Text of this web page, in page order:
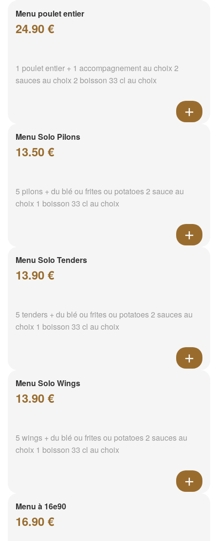
Menu poulet entier
24.90 €
1 poulet entier + 1 accompagnement au choix 2
sauces au choix 2 boisson 33 cl au choix
Menu Solo Pilons
13.50 €
5 pilons + du blé ou frites ou potatoes 2 sauce au
choix 1 boisson 33 cl au choix
Menu Solo Tenders
13.90 €
5 tenders + du blé ou frites ou potatoes 2 sauces au
choix 1 boisson 33 cl au choix
Menu Solo Wings
13.90 €
5 wings + du blé ou frites ou potatoes 2 sauces au
choix 1 boisson 33 cl au choix
Menu à 16e90
16.90 €